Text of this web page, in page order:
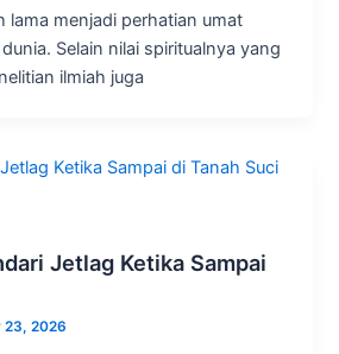
lama menjadi perhatian umat
Selain nilai spiritualnya yang
ilmiah juga
Jetlag Ketika Sampai
23, 2026